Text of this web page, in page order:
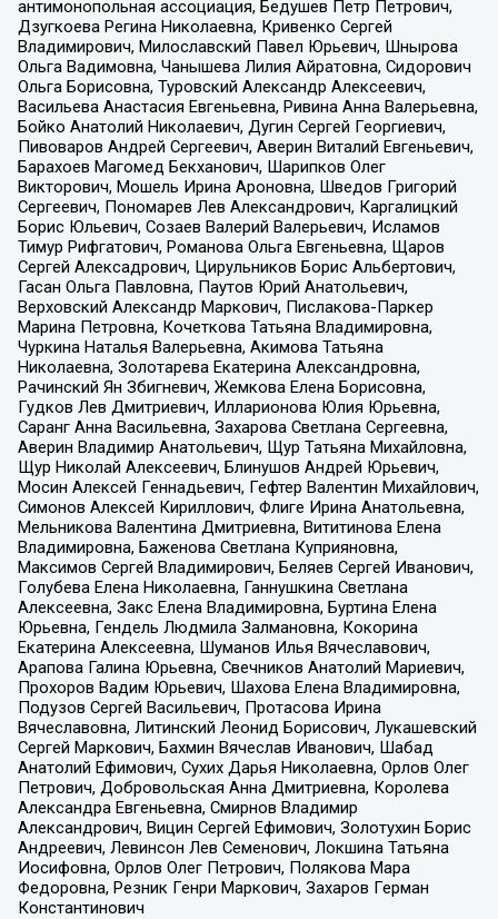
антимонопольная ассоциация, Бедушев Петр Петрович,
Дзугкоева Регина Николаевна, Кривенко Сергей
Владимирович, Милославский Павел Юрьевич, Шнырова
Ольга Вадимовна, Чанышева Лилия Айратовна, Сидорович
Ольга Борисовна, Туровский Александр Алексеевич,
Васильева Анастасия Евгеньевна, Ривина Анна Валерьевна,
Бойко Анатолий Николаевич, Дугин Сергей Георгиевич,
Пивоваров Андрей Сергеевич, Аверин Виталий Евгеньевич,
Барахоев Магомед Бекханович, Шарипков Олег
Викторович, Мошель Ирина Ароновна, Шведов Григорий
Сергеевич, Пономарев Лев Александрович, Каргалицкий
Борис Юльевич, Созаев Валерий Валерьевич, Исламов
Тимур Рифгатович, Романова Ольга Евгеньевна, Щаров
Сергей Алексадрович, Цирульников Борис Альбертович,
Гасан Ольга Павловна, Паутов Юрий Анатольевич,
Верховский Александр Маркович, Пислакова-Паркер
Марина Петровна, Кочеткова Татьяна Владимировна,
Чуркина Наталья Валерьевна, Акимова Татьяна
Николаевна, Золотарева Екатерина Александровна,
Рачинский Ян Збигневич, Жемкова Елена Борисовна,
Гудков Лев Дмитриевич, Илларионова Юлия Юрьевна,
Саранг Анна Васильевна, Захарова Светлана Сергеевна,
Аверин Владимир Анатольевич, Щур Татьяна Михайловна,
Щур Николай Алексеевич, Блинушов Андрей Юрьевич,
Мосин Алексей Геннадьевич, Гефтер Валентин Михайлович,
Симонов Алексей Кириллович, Флиге Ирина Анатольевна,
Мельникова Валентина Дмитриевна, Вититинова Елена
Владимировна, Баженова Светлана Куприяновна,
Максимов Сергей Владимирович, Беляев Сергей Иванович,
Голубева Елена Николаевна, Ганнушкина Светлана
Алексеевна, Закс Елена Владимировна, Буртина Елена
Юрьевна, Гендель Людмила Залмановна, Кокорина
Екатерина Алексеевна, Шуманов Илья Вячеславович,
Арапова Галина Юрьевна, Свечников Анатолий Мариевич,
Прохоров Вадим Юрьевич, Шахова Елена Владимировна,
Подузов Сергей Васильевич, Протасова Ирина
Вячеславовна, Литинский Леонид Борисович, Лукашевский
Сергей Маркович, Бахмин Вячеслав Иванович, Шабад
Анатолий Ефимович, Сухих Дарья Николаевна, Орлов Олег
Петрович, Добровольская Анна Дмитриевна, Королева
Александра Евгеньевна, Смирнов Владимир
Александрович, Вицин Сергей Ефимович, Золотухин Борис
Андреевич, Левинсон Лев Семенович, Локшина Татьяна
Иосифовна, Орлов Олег Петрович, Полякова Мара
Федоровна, Резник Генри Маркович, Захаров Герман
Константинович